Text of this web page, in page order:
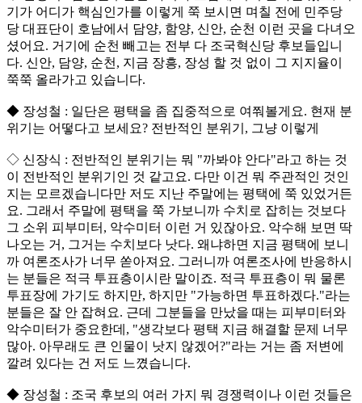
기가 어디가 핵심인가를 이렇게 쭉 보시면 며칠 전에 민주당
당 대표단이 호남에서 담양, 함양, 신안, 순천 이런 곳을 다녀오
셨어요. 거기에 순천 빼고는 전부 다 조국혁신당 후보들입니
다. 신안, 담양, 순천, 지금 장흥, 장성 할 것 없이 그 지지율이
쭉쭉 올라가고 있습니다.
◆ 장성철 : 일단은 평택을 좀 집중적으로 여쭤볼게요. 현재 분
위기는 어떻다고 보세요? 전반적인 분위기, 그냥 이렇게
◇ 신장식 : 전반적인 분위기는 뭐 "까봐야 안다"라고 하는 것
이 전반적인 분위기인 것 같고요. 다만 이건 뭐 주관적인 것인
지는 모르겠습니다만 저도 지난 주말에는 평택에 쭉 있었거든
요. 그래서 주말에 평택을 쭉 가보니까 수치로 잡히는 것보다
그 소위 피부미터, 악수미터 이런 거 있잖아요. 악수해 보면 딱
나오는 거, 그거는 수치보다 낫다. 왜냐하면 지금 평택에 보니
까 여론조사가 너무 쏟아져요. 그러니까 여론조사에 반응하시
는 분들은 적극 투표층이시란 말이죠. 적극 투표층이 뭐 물론
투표장에 가기도 하지만, 하지만 "가능하면 투표하겠다."라는
분들은 잘 안 잡혀요. 근데 그분들을 만났을 때는 피부미터와
악수미터가 중요한데, "생각보다 평택 지금 해결할 문제 너무
많아. 아무래도 큰 인물이 낫지 않겠어?"라는 거는 좀 저변에
깔려 있다는 건 저도 느꼈습니다.
◆ 장성철 : 조국 후보의 여러 가지 뭐 경쟁력이나 이런 것들은